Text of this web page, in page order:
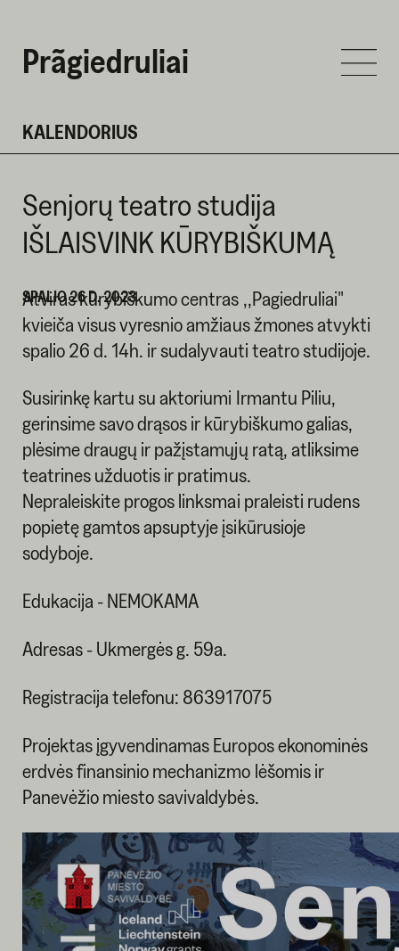
Prãgiedruliai
KALENDORIUS
Senjorų teatro studija
IŠLAISVINK KŪRYBIŠKUMĄ
SPALIO 26 D. 2023
Atviras kūrybiškumo centras ,,Pagiedruliai"
kvieiča visus vyresnio amžiaus žmones atvykti
spalio 26 d. 14h. ir sudalyvauti teatro studijoje.
Susirinkę kartu su aktoriumi Irmantu Piliu,
gerinsime savo drąsos ir kūrybiškumo galias,
plėsime draugų ir pažįstamųjų ratą, atliksime
teatrines užduotis ir pratimus.
Nepraleiskite progos linksmai praleisti rudens
popietę gamtos apsuptyje įsikūrusioje
sodyboje.
Edukacija - NEMOKAMA
Adresas - Ukmergės g. 59a.
Registracija telefonu: 863917075
Projektas įgyvendinamas Europos ekonominės
erdvės finansinio mechanizmo lėšomis ir
Panevėžio miesto savivaldybės.